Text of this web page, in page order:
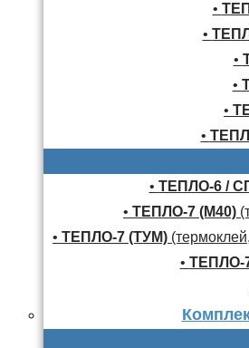
•
•
•
•
•
•
• ТЕПЛО-6 /
• ТЕПЛО-7 (М40)
• ТЕПЛО-7 (ТУМ)
• ТЕПЛО-